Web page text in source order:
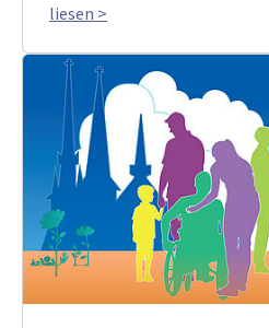
liesen >